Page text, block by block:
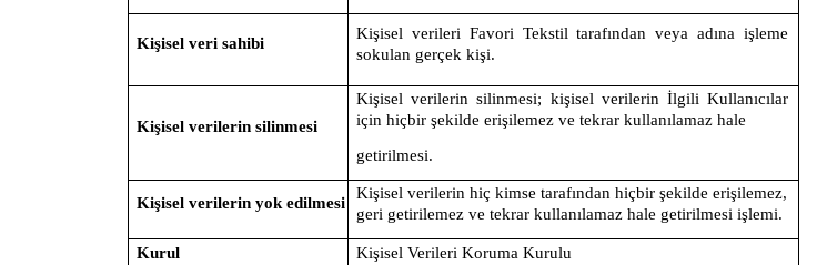
Kişisel veri sahibi
Kişisel verileri Favori Tekstil tarafından veya adına işleme
sokulan gerçek kişi.
Kişisel verilerin silinmesi
Kişisel verilerin silinmesi; kişisel verilerin İlgili Kullanıcılar
için hiçbir şekilde erişilemez ve tekrar kullanılamaz hale
getirilmesi.
Kişisel verilerin yok edilmesi
Kişisel verilerin hiç kimse tarafından hiçbir şekilde erişilemez,
geri getirilemez ve tekrar kullanılamaz hale getirilmesi işlemi.
Kurul Kişisel Verileri Koruma Kurulu